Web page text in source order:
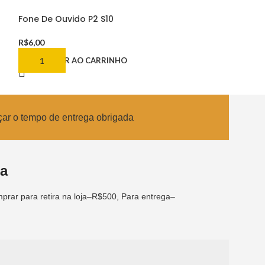
Fone De Ouvido P2 S10
R$6,00
ADICIONAR AO CARRINHO
o tempo de entrega obrigada
para retira na loja–R$500, Para entrega–